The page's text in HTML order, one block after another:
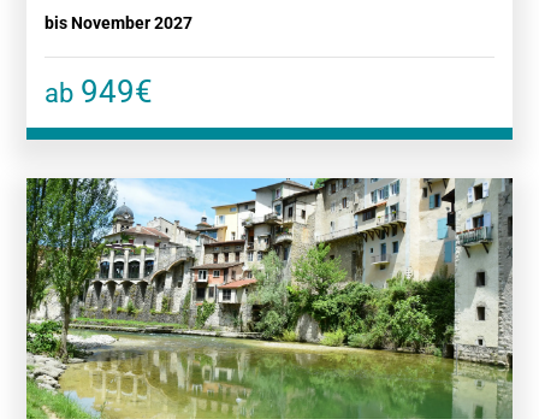
bis November 2027
ab 949€